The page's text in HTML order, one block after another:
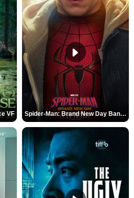
VF Spider-Man: Brand New Day Bande-annonce (3) VO STFR